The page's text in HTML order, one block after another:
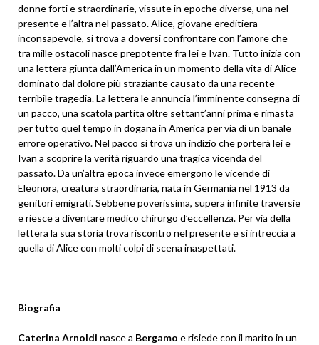
donne forti e straordinarie, vissute in epoche diverse, una nel
presente e l’altra nel passato. Alice, giovane ereditiera
inconsapevole, si trova a doversi confrontare con l’amore che
tra mille ostacoli nasce prepotente fra lei e Ivan. Tutto inizia con
una lettera giunta dall’America in un momento della vita di Alice
dominato dal dolore più straziante causato da una recente
terribile tragedia. La lettera le annuncia l’imminente consegna di
un pacco, una scatola partita oltre settant’anni prima e rimasta
per tutto quel tempo in dogana in America per via di un banale
errore operativo. Nel pacco si trova un indizio che porterà lei e
Ivan a scoprire la verità riguardo una tragica vicenda del
passato. Da un’altra epoca invece emergono le vicende di
Eleonora, creatura straordinaria, nata in Germania nel 1913 da
genitori emigrati. Sebbene poverissima, supera infinite traversie
e riesce a diventare medico chirurgo d’eccellenza. Per via della
lettera la sua storia trova riscontro nel presente e si intreccia a
quella di Alice con molti colpi di scena inaspettati.
Biografia
Caterina Arnoldi nasce a Bergamo e risiede con il marito in un